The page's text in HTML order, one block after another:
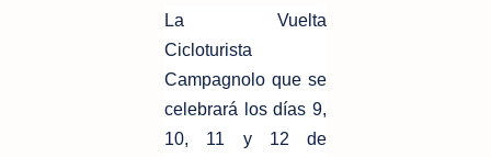
La Vuelta
Cicloturista
Campagnolo que se
celebrará los días 9,
10, 11 y 12 de